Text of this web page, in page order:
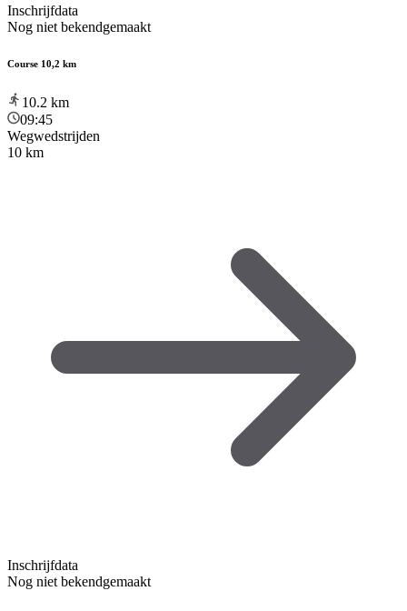
Inschrijfdata
Nog niet bekendgemaakt
Course 10,2 km
10.2 km
09:45
Wegwedstrijden
10 km
Inschrijfdata
Nog niet bekendgemaakt